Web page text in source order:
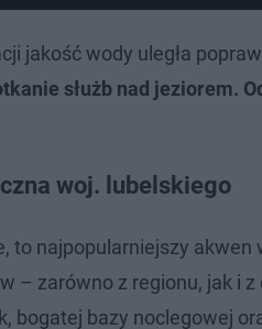
jakość wody uległa
służb nad jeziorem.
woj. lubelskiego
to najpopularniejszy
– zarówno z regionu, jak i
bogatej bazy noclegowej